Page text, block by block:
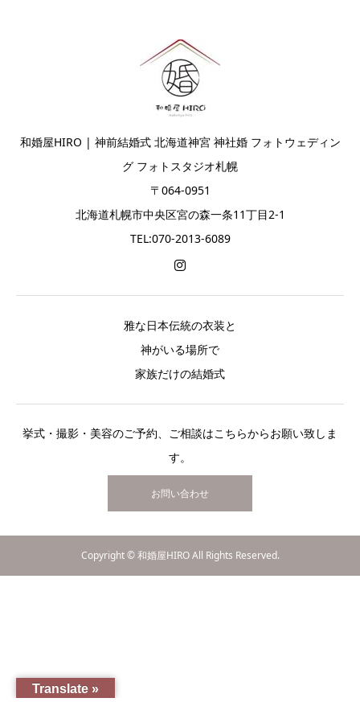
和婚屋HIRO | 神前結婚式 北海道神宮 神社婚 フォトウェディン
グ フォトスタジオ札幌
〒064-0951
北海道札幌市中央区宮の森一条11丁目2-1
TEL:070-2013-6089
雅な日本伝統の衣装と
神がいる場所で
家族だけの結婚式
挙式・撮影・美容のご予約、ご相談はこちらからお願い致しま
す。
お問い合わせ
Copyright © 和婚屋HIRO All Rights Reserved.
Translate »